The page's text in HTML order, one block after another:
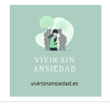
Saltar
contenido